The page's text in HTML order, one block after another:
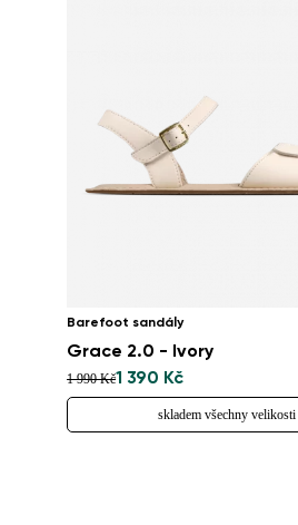
Barefoot sandály
Grace 2.0 - Ivory
1 990 Kč1 390 Kč
skladem všechny velikosti